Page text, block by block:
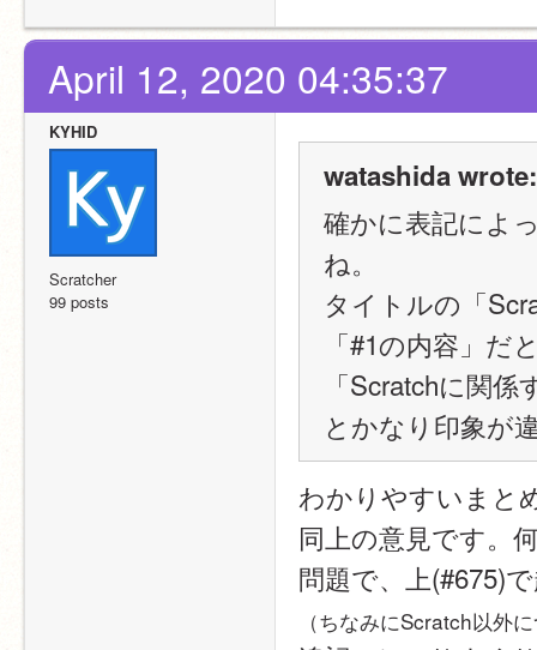
April 12, 2020 04:35:37
KYHID
Scratcher
99 posts
watashida wrote:
確かに表記によ
ね。
タイトルの「
「#1の内容」だ
「Scratchに関
とかなり印象が
わかりやすいまと
同上の意見です。
問題で、上(#675)
（ちなみにScratch以外